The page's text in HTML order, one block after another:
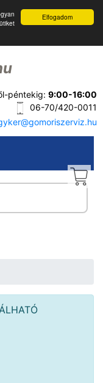
Elfogadom
péntekig: 9:00-16:00
06-70/420-0011